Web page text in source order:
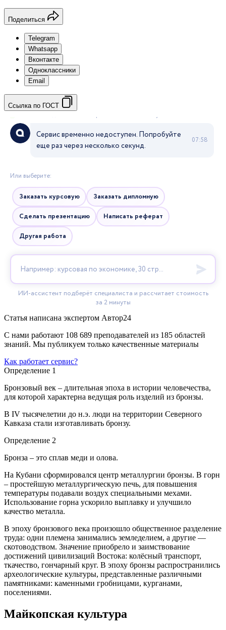
Поделиться
Telegram
Whatsapp
Вконтакте
Одноклассники
Email
Ссылка по ГОСТ
Статья написана экспертом Автор24
С нами работают 108 689 преподавателей из 185 областей
знаний. Мы публикуем только качественные материалы
Как работает сервис?
Определение 1
Бронзовый век – длительная эпоха в истории человечества,
для которой характерна ведущая роль изделий из бронзы.
В IV тысячелетии до н.э. люди на территории Северного
Кавказа стали изготавливать бронзу.
Определение 2
Бронза – это сплав меди и олова.
На Кубани сформировался центр металлургии бронзы. В горн
– простейшую металлургическую печь, для повышения
температуры подавали воздух специальными мехами.
Использование горна ускорило выплавку и улучшило
качество металла.
В эпоху бронзового века произошло общественное разделение
труда: одни племена занимались земледелием, а другие —
скотоводством. Значение приобрело и заимствование
достижений цивилизаций Востока: колёсный транспорт,
ткачество, гончарный круг. В эпоху бронзы распространились
археологические культуры, представленные различными
памятниками: каменными гробницами, курганами,
поселениями.
Майкопская культура